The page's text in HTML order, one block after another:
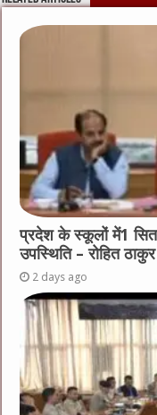
प्रदेश के स्कूलों में1
उपस्थिति – रोहित ठाकुर
2 days ago